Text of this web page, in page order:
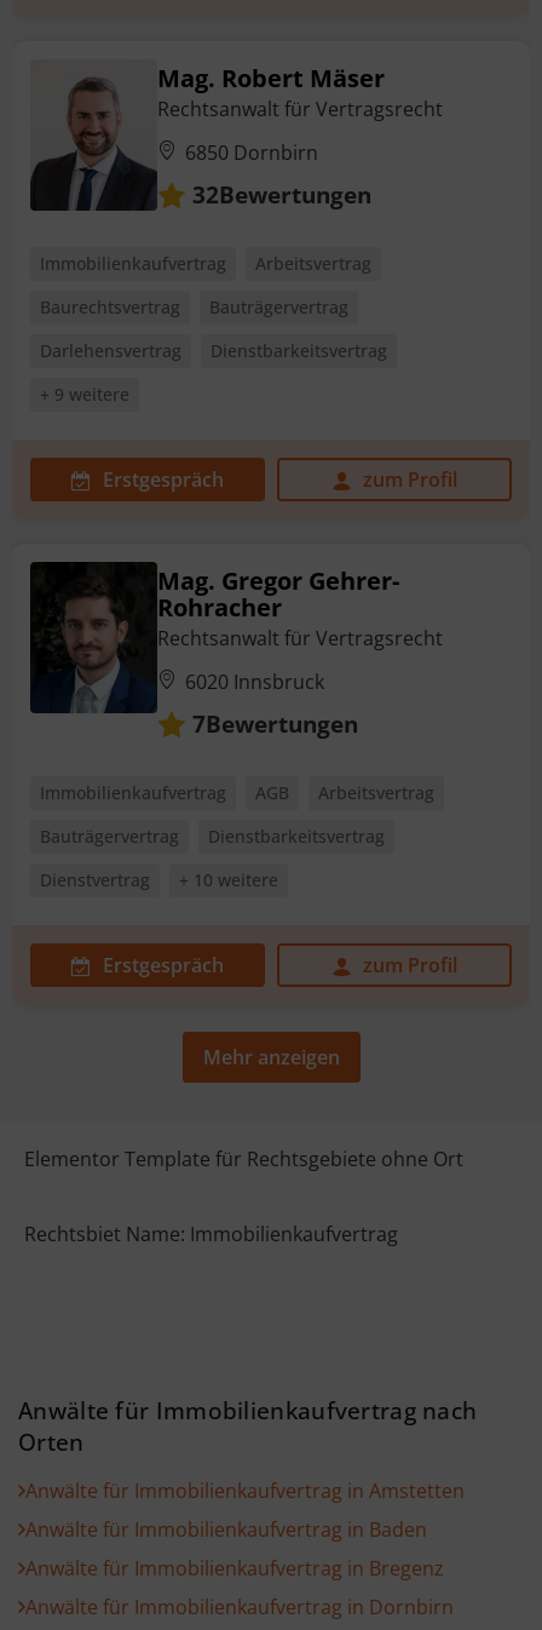
Mag. Robert Mäser
Rechtsanwalt für Vertragsrecht
6850 Dornbirn
32Bewertungen
Immobilienkaufvertrag
Arbeitsvertrag
Baurechtsvertrag
Bauträgervertrag
Darlehensvertrag
Dienstbarkeitsvertrag
+ 9 weitere
Erstgespräch zum Profil
Mag. Gregor Gehrer-
Rohracher
Rechtsanwalt für Vertragsrecht
6020 Innsbruck
7Bewertungen
Immobilienkaufvertrag AGB
Arbeitsvertrag
Bauträgervertrag
Dienstbarkeitsvertrag
Dienstvertrag
+ 10 weitere
Erstgespräch zum Profil
Mehr anzeigen
Elementor Template für Rechtsgebiete ohne Ort
Rechtsbiet Name: Immobilienkaufvertrag
Anwälte für Immobilienkaufvertrag nach
Orten
Anwälte für Immobilienkaufvertrag in Amstetten
Anwälte für Immobilienkaufvertrag in Baden
Anwälte für Immobilienkaufvertrag in Bregenz
Anwälte für Immobilienkaufvertrag in Dornbirn